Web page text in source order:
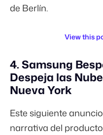
de Berlín.
View this
4. Samsung
Despeja las
Nueva York
Este siguiente
narrativa del